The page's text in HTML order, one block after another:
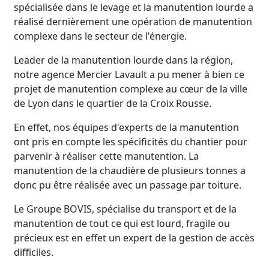
spécialisée dans le levage et la manutention lourde a
réalisé dernièrement une opération de manutention
complexe dans le secteur de l'énergie.
Leader de la manutention lourde dans la région,
notre agence Mercier Lavault a pu mener à bien ce
projet de manutention complexe au cœur de la ville
de Lyon dans le quartier de la Croix Rousse.
En effet, nos équipes d'experts de la manutention
ont pris en compte les spécificités du chantier pour
parvenir à réaliser cette manutention. La
manutention de la chaudière de plusieurs tonnes a
donc pu être réalisée avec un passage par toiture.
Le Groupe BOVIS, spécialise du transport et de la
manutention de tout ce qui est lourd, fragile ou
précieux est en effet un expert de la gestion de accès
difficiles.